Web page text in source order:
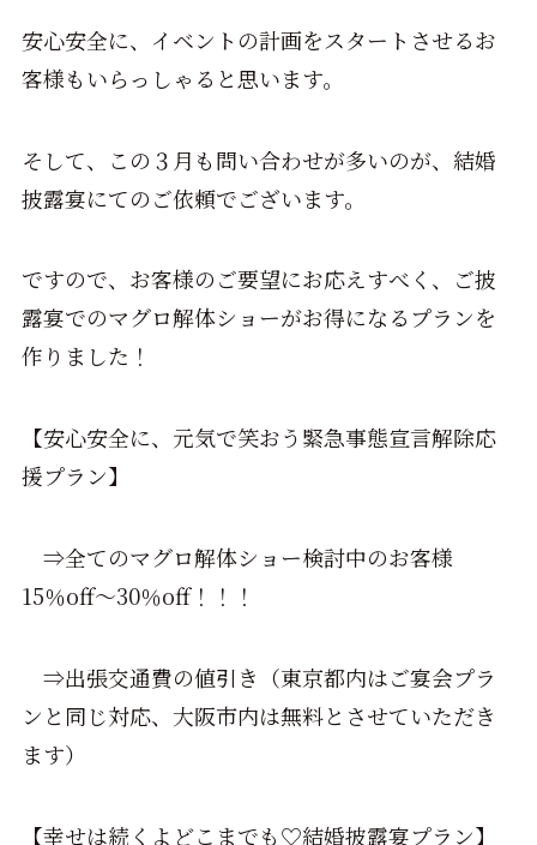
安心安全に、イベントの計画をスタートさせるお
客様もいらっしゃると思います。
そして、この３月も問い合わせが多いのが、結婚
披露宴にてのご依頼でございます。
ですので、お客様のご要望にお応えすべく、ご披
露宴でのマグロ解体ショーがお得になるプランを
作りました！
【安心安全に、元気で笑おう緊急事態宣言解除応
援プラン】
⇒全てのマグロ解体ショー検討中のお客様
15％off～30％off！！！
⇒出張交通費の値引き（東京都内はご宴会プラ
ンと同じ対応、大阪市内は無料とさせていただき
ます）
【幸せは続くよどこまでも♡結婚披露宴プラン】